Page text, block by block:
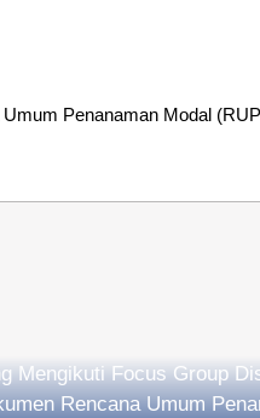
Penanaman Modal
Mengikuti Focus Group
Rencana Umum